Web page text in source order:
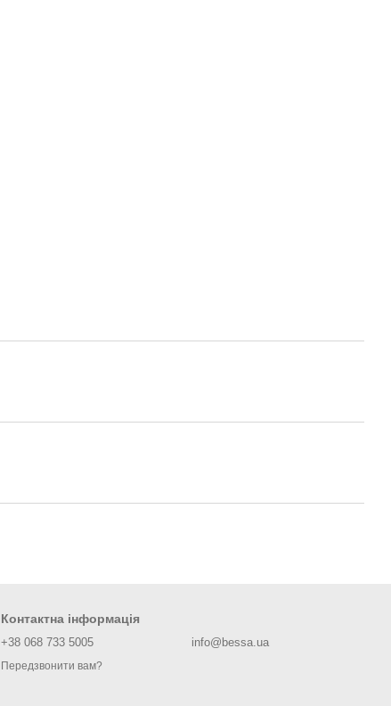
Контактна інформація
+38 068 733 5005
Передзвонити вам?
info@bessa.ua